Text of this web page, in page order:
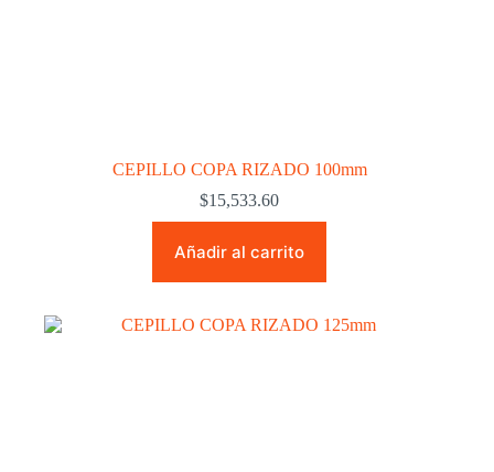
CEPILLO COPA RIZADO 100mm
$15,533.60
Añadir al carrito